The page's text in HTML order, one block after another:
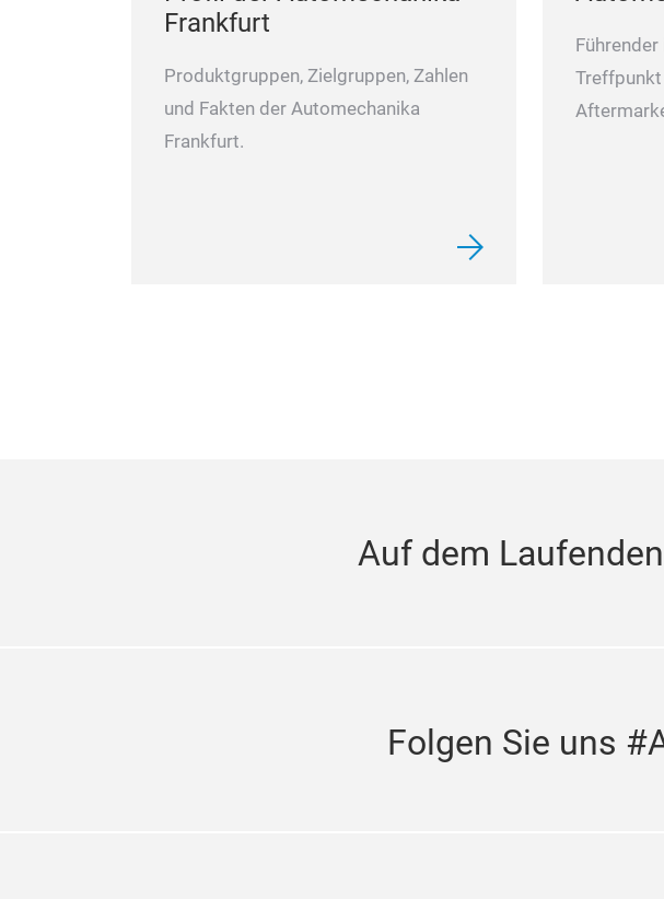
Frankfurt
Produktgruppen, Zielgruppen, Zahlen
und Fakten der Automechanika
Frankfurt.
Auf dem
Folgen Sie uns